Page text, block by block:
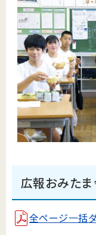
広報おみた
全ページ一括